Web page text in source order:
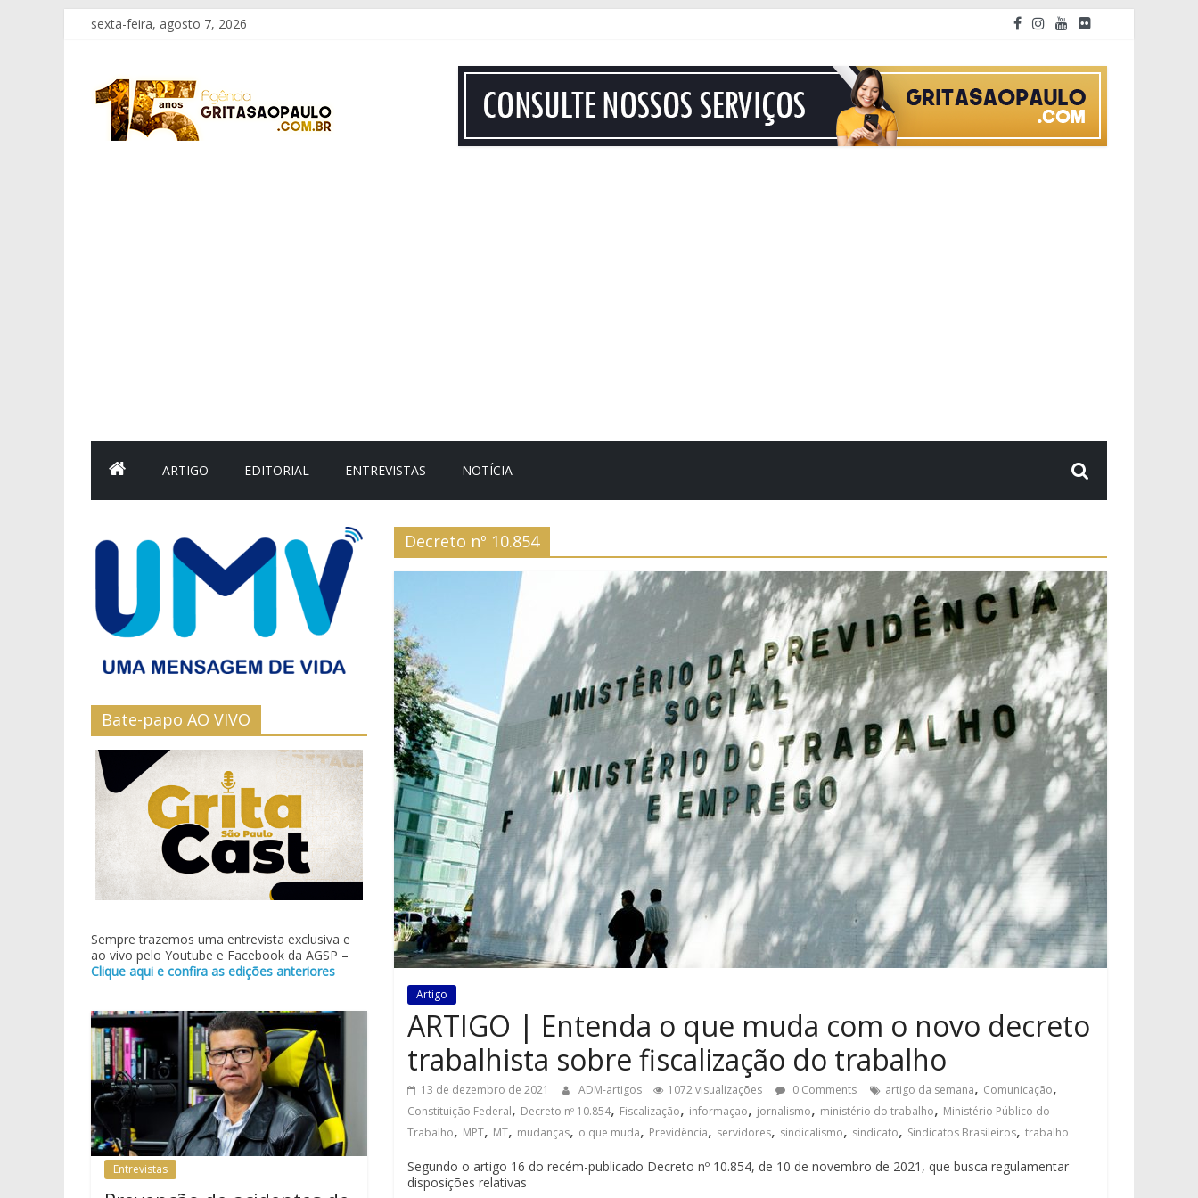
Pular
conteúdo
sexta-feira, agosto 7, 2026
Grita
São
ARTIGO EDITORIAL ENTREVISTAS NOTÍCIA
Decreto nº 10.854
Artigo
ARTIGO | Entenda o que muda com o novo decreto
trabalhista sobre fiscalização do trabalho
13 de dezembro de 2021 ADM-artigos 1072 visualizações 0 Comments artigo da semana, Comunicação,
Constituição Federal, Decreto nº 10.854, Fiscalização, informaçao, jornalismo, ministério do trabalho, Ministério Público do
Trabalho, MPT, MT, mudanças, o que muda, Previdência, servidores, sindicalismo, sindicato, Sindicatos Brasileiros, trabalho
Segundo o artigo 16 do recém-publicado Decreto nº 10.854, de 10 de novembro de 2021, que busca regulamentar
disposições relativas
Bate-papo AO VIVO
Sempre trazemos uma entrevista exclusiva e
ao vivo pelo Youtube e Facebook da AGSP –
Clique aqui e confira as edições anteriores
Entrevistas